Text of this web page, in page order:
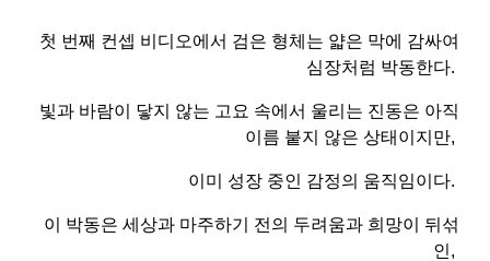
첫 번째 컨셉 비디오에서 검은 형체는 얇은 막에 감싸여
심장처럼 박동한다.
빛과 바람이 닿지 않는 고요 속에서 울리는 진동은 아직
이름 붙지 않은 상태이지만,
이미 성장 중인 감정의 움직임이다.
이 박동은 세상과 마주하기 전의 두려움과 희망이 뒤섞
인,